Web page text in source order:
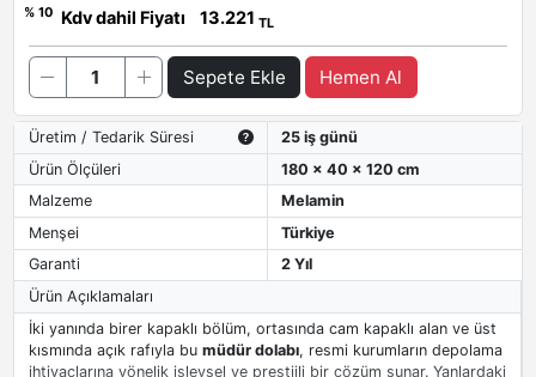
% 10
Kdv dahil Fiyatı 13.221 TL
Sepete Ekle Hemen Al
Üretim / Tedarik Süresi
25 iş günü
Ürün Ölçüleri
180 x 40 x 120 cm
Malzeme
Melamin
Menşei
Türkiye
Garanti
2 Yıl
Ürün Açıklamaları
İki yanında birer kapaklı bölüm, ortasında cam kapaklı alan ve üst
kısmında açık rafıyla bu müdür dolabı, resmi kurumların depolama
ihtiyaçlarına yönelik işlevsel ve prestijli bir çözüm sunar. Yanlardaki